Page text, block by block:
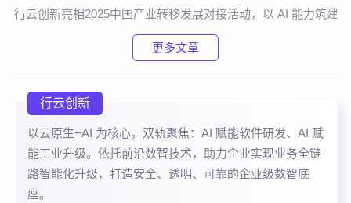
行云创新亮相2025中国产业转移发展对接活动，以 AI 能力筑建
更多文章
行云创新
以云原生+AI 为核心，双轨聚焦：AI 赋能软件研发、AI 赋
能工业升级。依托前沿数智技术，助力企业实现业务全链
路智能化升级，打造安全、透明、可靠的企业级数智底
座。